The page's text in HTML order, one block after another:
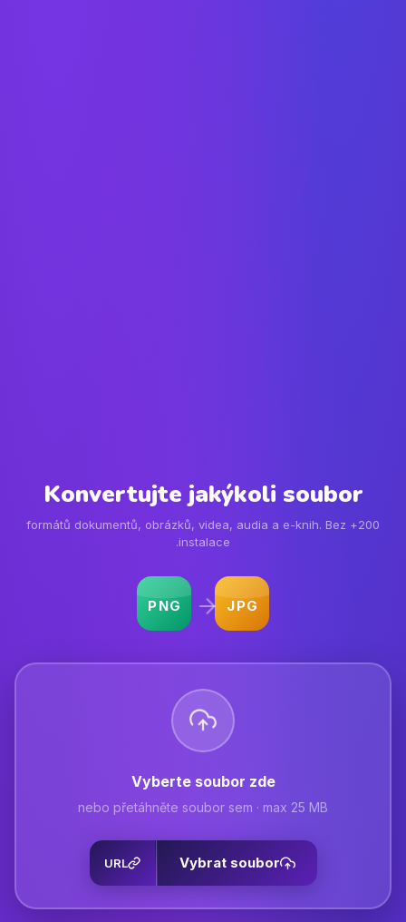
Konvertujte jakýkoli soubor
200+ formátů dokumentů, obrázků, videa, audia a e-knih. Bez
instalace.
JPG
PNG
Vyberte soubor zde
nebo přetáhněte soubor sem · max 25 MB
Vybrat soubor
URL